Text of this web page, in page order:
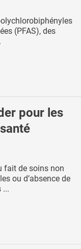
(PFAS), des
pour les
fait de soins non
ou d’absence de
...